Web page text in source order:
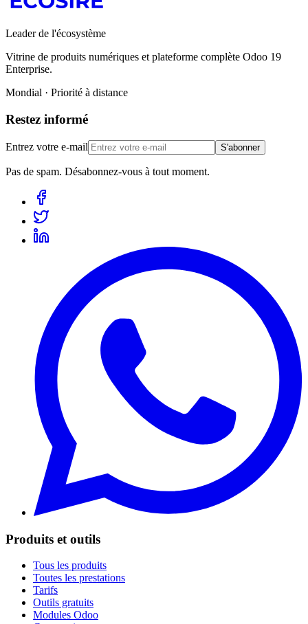
Leader de l'écosystème
Vitrine de produits numériques et plateforme complète Odoo 19
Enterprise.
Mondial · Priorité à distance
Restez informé
Entrez votre e-mail S'abonner
Pas de spam. Désabonnez-vous à tout moment.
Produits et outils
Tous les produits
Toutes les prestations
Tarifs
Outils gratuits
Modules Odoo